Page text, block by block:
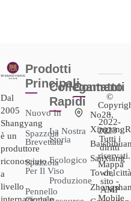
Dal
2005
Shangyang
è un
produttore
riconosciuto
a
livello
Prodotti
Principali
Nuovo In
Spazzola
Brevettata
Spazzola
Per Il Viso
Pennello
Collegamenti
Rapidi
La Nostra
Storia
Ecologico
Produzione
Contatto
No28,
Sanxiang
Town,
©
-
2022-
2023 :
Tutti i
diritti
riservati.
Mappa
del
sito -
AMP
Mobile